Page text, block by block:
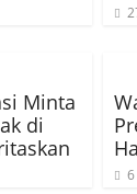
Minta
di